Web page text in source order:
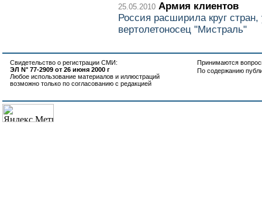
25.05.2010 Армия клиентов
Россия расширила круг
вертолетоносец "Мистраль"
Свидетельство о регистрации СМИ:
ЭЛ N° 77-2909 от 26 июня 2000 г
Любое использование материалов и иллюстраций
возможно только по согласованию с редакцией
Принимаются
По содержанию